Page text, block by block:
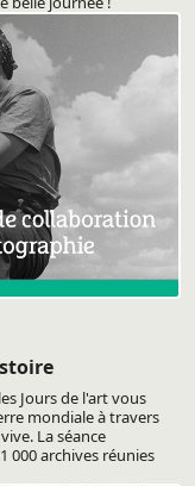
Jours de l'art vous
mondiale à travers
La séance
000 archives réunies